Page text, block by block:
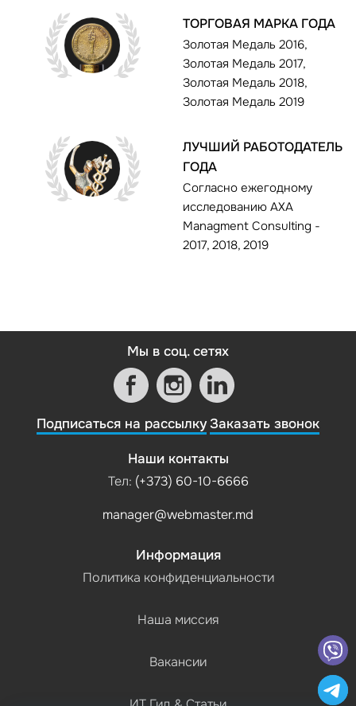
ТОРГОВАЯ МАРКА ГОДА
Золотая Медаль 2016,
Золотая Медаль 2017,
Золотая Медаль 2018,
Золотая Медаль 2019
ЛУЧШИЙ РАБОТОДАТЕЛЬ
ГОДА
Согласно ежегодному
исследованию AXA
Managment Consulting -
2017, 2018, 2019
Мы в соц. сетях
Подписаться на рассылкуЗаказать звонок
Наши контакты
Тел: (+373) 60-10-6666
manager@webmaster.md
Информация
Политика конфиденциальности
Наша миссия
Вакансии